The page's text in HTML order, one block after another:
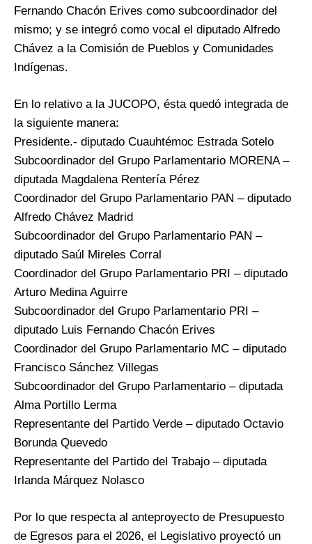
Fernando Chacón Erives como subcoordinador del
mismo; y se integró como vocal el diputado Alfredo
Chávez a la Comisión de Pueblos y Comunidades
Indígenas.
En lo relativo a la JUCOPO, ésta quedó integrada de
la siguiente manera:
Presidente.- diputado Cuauhtémoc Estrada Sotelo
Subcoordinador del Grupo Parlamentario MORENA –
diputada Magdalena Rentería Pérez
Coordinador del Grupo Parlamentario PAN – diputado
Alfredo Chávez Madrid
Subcoordinador del Grupo Parlamentario PAN –
diputado Saúl Mireles Corral
Coordinador del Grupo Parlamentario PRI – diputado
Arturo Medina Aguirre
Subcoordinador del Grupo Parlamentario PRI –
diputado Luis Fernando Chacón Erives
Coordinador del Grupo Parlamentario MC – diputado
Francisco Sánchez Villegas
Subcoordinador del Grupo Parlamentario – diputada
Alma Portillo Lerma
Representante del Partido Verde – diputado Octavio
Borunda Quevedo
Representante del Partido del Trabajo – diputada
Irlanda Márquez Nolasco
Por lo que respecta al anteproyecto de Presupuesto
de Egresos para el 2026, el Legislativo proyectó un